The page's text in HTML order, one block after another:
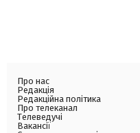
Про нас
Редакція
Редакційна політика
Про телеканал
Телеведучі
Вакансії